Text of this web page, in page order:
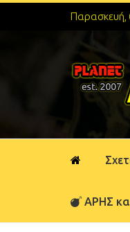
Παρασκευή,
ΑΡΗΣ